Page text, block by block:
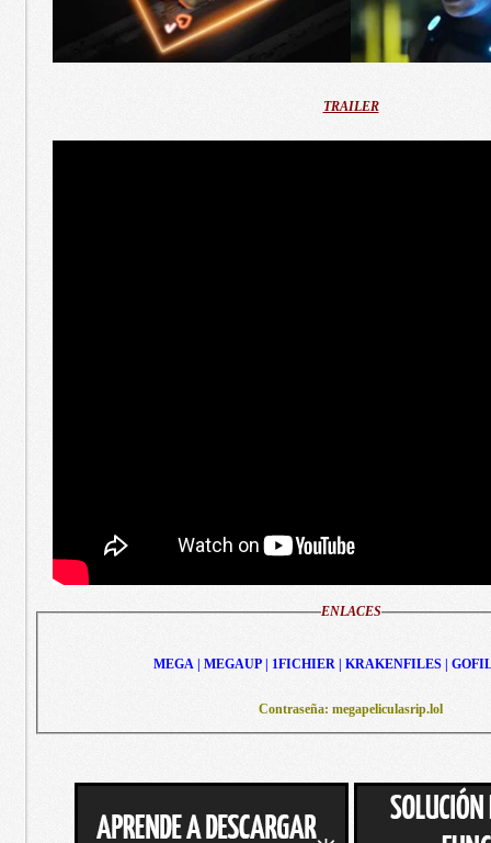
TRAILER
ENLACES
MEGA | MEGAUP | 1FICHIER | KRAKENFILES |
Contraseña: megapeliculasrip.lol